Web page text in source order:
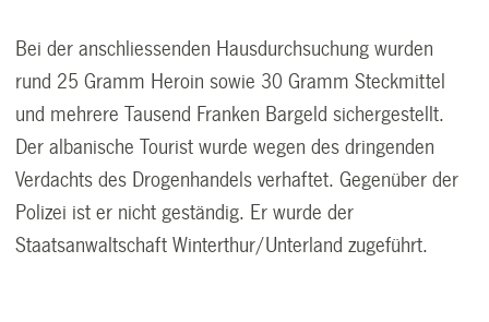
Bei der anschliessenden Hausdurchsuchung wurden
rund 25 Gramm Heroin sowie 30 Gramm Steckmittel
und mehrere Tausend Franken Bargeld sichergestellt.
Der albanische Tourist wurde wegen des dringenden
Verdachts des Drogenhandels verhaftet. Gegenüber der
Polizei ist er nicht geständig. Er wurde der
Staatsanwaltschaft Winterthur/Unterland zugeführt.